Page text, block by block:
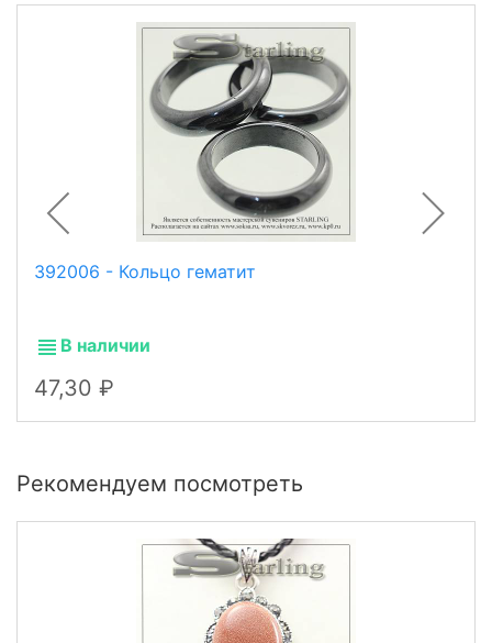
392006 - Кольцо гематит
В наличии
47,30
Рекомендуем посмотреть